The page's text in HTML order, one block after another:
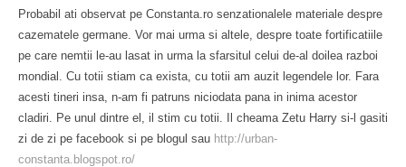
Probabil ati observat pe Constanta.ro senzationalele materiale despre
cazematele germane. Vor mai urma si altele, despre toate fortificatiile
pe care nemtii le-au lasat in urma la sfarsitul celui de-al doilea razboi
mondial. Cu totii stiam ca exista, cu totii am auzit legendele lor. Fara
acesti tineri insa, n-am fi patruns niciodata pana in inima acestor
cladiri. Pe unul dintre el, il stim cu totii. Il cheama Zetu Harry si-l gasiti
zi de zi pe facebook si pe blogul sau http://urban-
constanta.blogspot.ro/